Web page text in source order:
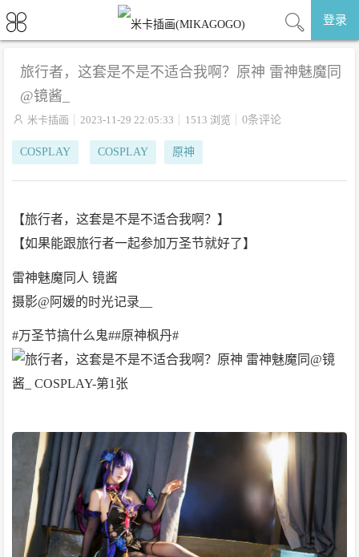
登录
旅行者，这套是不是不适合我啊？原神 雷神魅魔同
@镜酱_
 米卡插画 2023-11-29 22:05:33 1513 浏览 0条评论
COSPLAY COSPLAY 原神
【旅行者，这套是不是不适合我啊？】
【如果能跟旅行者一起参加万圣节就好了】
雷神魅魔同人 镜酱
摄影@阿媛的时光记录__
#万圣节搞什么鬼##原神枫丹# ​​​